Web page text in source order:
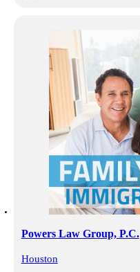
Powers Law Group, P.C.
Houston